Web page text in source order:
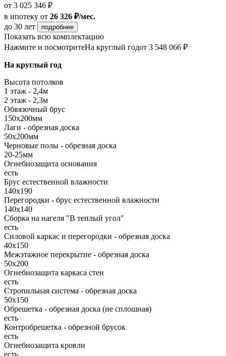
от 3 025 346 ₽
в ипотеку от 26 326 ₽/мес.
до 30 лет
подробнее
Показать всю комплектацию
Нажмите и посмотритеНа круглый годот 3 548 066 ₽
На круглый год
Высота потолков
1 этаж - 2,4м
2 этаж - 2,3м
Обвязочный брус
150х200мм
Лаги - обрезная доска
50х200мм
Черновые полы - обрезная доска
20-25мм
Огнебиозащита основания
есть
Брус естественной влажности
140х190
Перегородки - брус естественной влажности
140х140
Сборка на нагеля "В теплый угол"
есть
Силовой каркас и перегородки - обрезная доска
40х150
Межэтажное перекрытие - обрезная доска
50х200
Огнебиозащита каркаса стен
есть
Стропильная система - обрезная доска
50х150
Обрешетка - обрезная доска (не сплошная)
есть
Контробрешетка - обрезной брусок
есть
Огнебиозащита кровли